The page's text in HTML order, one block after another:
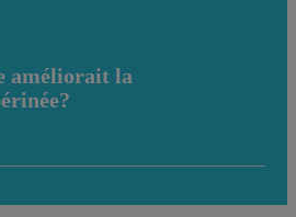
améliorait la